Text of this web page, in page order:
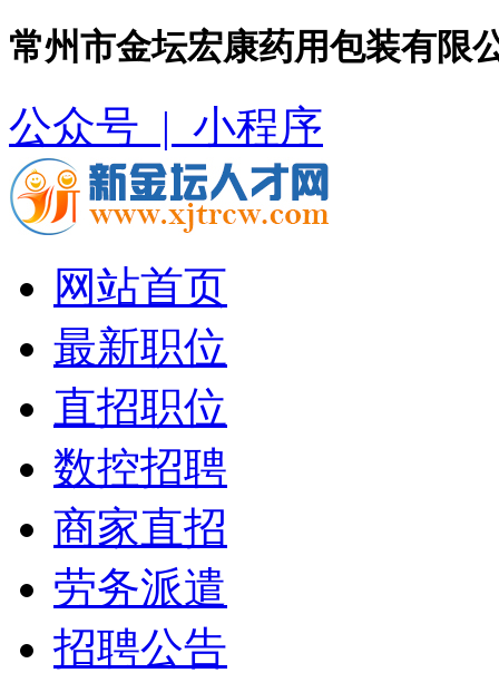
常州市金坛宏康药用包装有限
公众号 | 小程序
网站首页
最新职位
直招职位
数控招聘
商家直招
劳务派遣
招聘公告